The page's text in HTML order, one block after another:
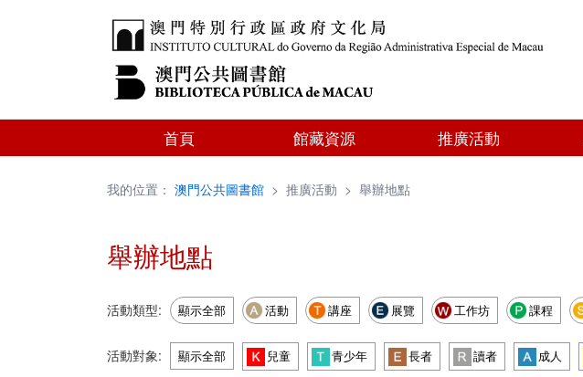
首頁 館藏資源 推廣活動
我的位置： 澳門公共圖書館 > 推廣活動 > 舉辦地點
舉辦地點
活動類型: 顯示全部 活動 講座 展覽 工作坊 課程
活動對象: 顯示全部 兒童 青少年 長者 讀者 成人